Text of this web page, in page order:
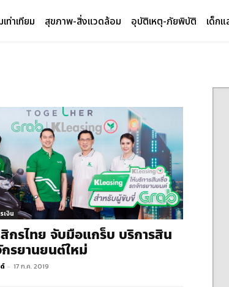
ท่าเทียม สุขภาพ-สิ่งแวดล้อม อุบัติเหตุ-ภัยพิบัติ เด็กแ
เงิน
กรไทย จับมือแกร็บ บริการสิน
กรยานยนต์ใหม่
- 17 ก.ค. 2019